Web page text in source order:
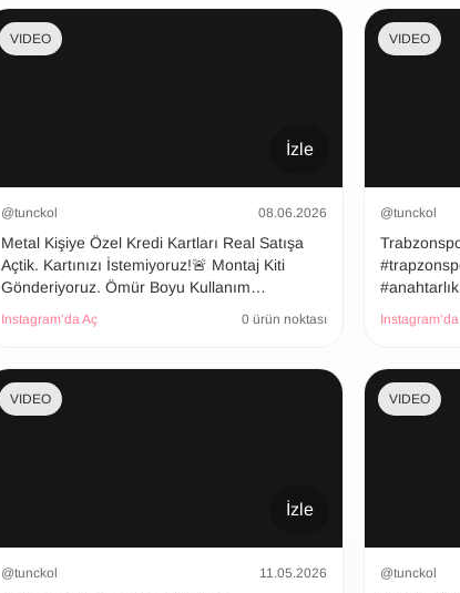
İzle
VIDEO
@tunckol 08.06.2026
Metal Kişiye Özel Kredi Kartları Real Satışa
Açtik. Kartınızı İstemiyoruz!🚨 Montaj Kiti
Gönderiyoruz. Ömür Boyu Kullanım…
Instagram’da Aç 0 ürün noktası
VIDEO
@tunckol
#anahtarlık
İzle
VIDEO
@tunckol 11.05.2026
VIDEO
@tunckol